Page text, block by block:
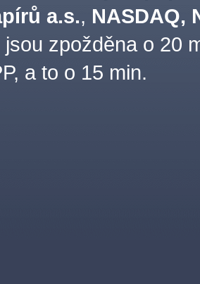
a.s., NASDAQ,
zpožděna o 20
a to o 15 min.